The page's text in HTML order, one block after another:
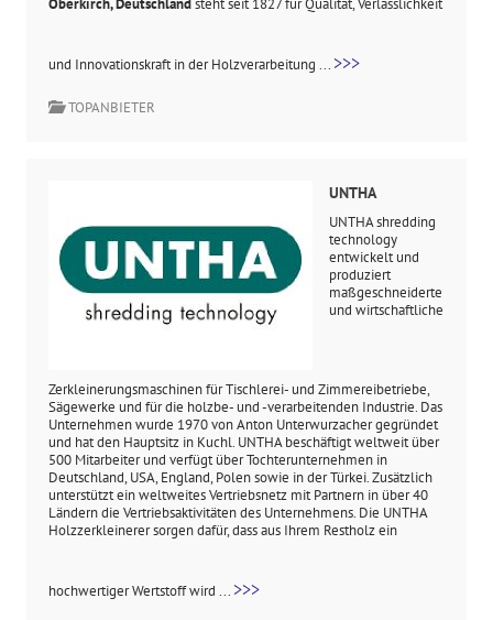
Oberkirch, Deutschlandsteht seit 1827 für Qualität, Verlässlichkeit
und Innovationskraft in der Holzverarbeitung ... >>>
TOPANBIETER
UNTHA
UNTHA shredding
technology
entwickelt und
produziert
maßgeschneiderte
und wirtschaftliche
Zerkleinerungsmaschinen für Tischlerei- und Zimmereibetriebe,
Sägewerke und für die holzbe- und -verarbeitenden Industrie. Das
Unternehmen wurde 1970 von Anton Unterwurzacher gegründet
und hat den Hauptsitz in Kuchl. UNTHA beschäftigt weltweit über
500 Mitarbeiter und verfügt über Tochterunternehmen in
Deutschland, USA, England, Polen sowie in der Türkei. Zusätzlich
unterstützt ein weltweites Vertriebsnetz mit Partnern in über 40
Ländern die Vertriebsaktivitäten des Unternehmens. Die UNTHA
Holzzerkleinerer sorgen dafür, dass aus Ihrem Restholz ein
hochwertiger Wertstoff wird ... >>>